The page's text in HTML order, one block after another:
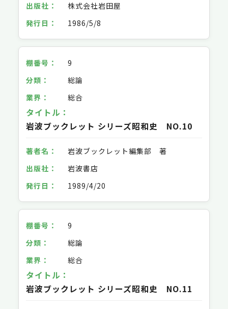
株式会社岩田屋
1986/5/8
9
総論
総合
岩波ブックレット シリーズ昭和史 NO.10
岩波ブックレット編集部 著
岩波書店
1989/4/20
9
総論
総合
岩波ブックレット シリーズ昭和史 NO.11